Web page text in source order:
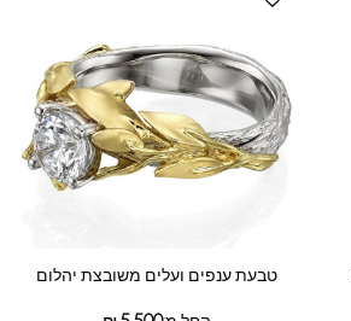
טבעת ענפים ועלים משובצת יהלום